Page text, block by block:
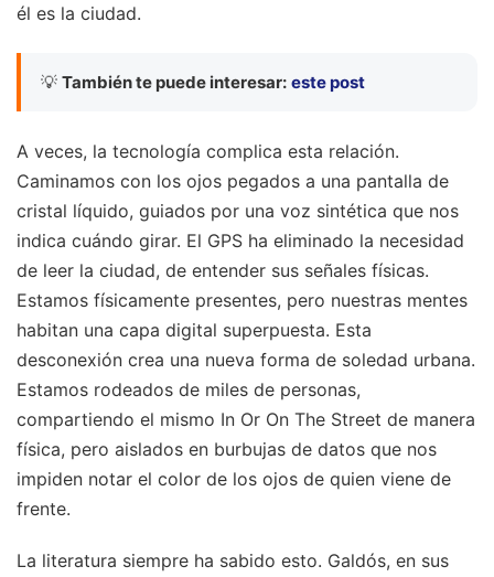
él es la ciudad.
💡 También te puede interesar: este post
A veces, la tecnología complica esta relación.
Caminamos con los ojos pegados a una pantalla de
cristal líquido, guiados por una voz sintética que nos
indica cuándo girar. El GPS ha eliminado la necesidad
de leer la ciudad, de entender sus señales físicas.
Estamos físicamente presentes, pero nuestras mentes
habitan una capa digital superpuesta. Esta
desconexión crea una nueva forma de soledad urbana.
Estamos rodeados de miles de personas,
compartiendo el mismo In Or On The Street de manera
física, pero aislados en burbujas de datos que nos
impiden notar el color de los ojos de quien viene de
frente.
La literatura siempre ha sabido esto. Galdós, en sus